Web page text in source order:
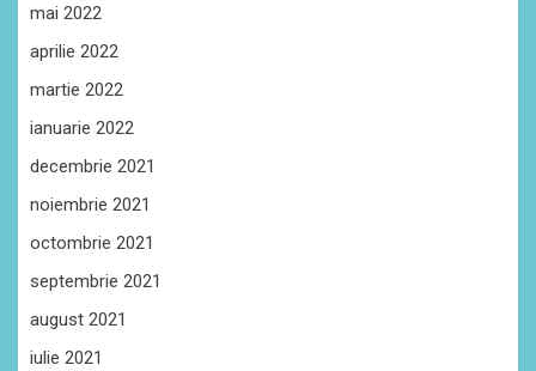
mai 2022
aprilie 2022
martie 2022
ianuarie 2022
decembrie 2021
noiembrie 2021
octombrie 2021
septembrie 2021
august 2021
iulie 2021